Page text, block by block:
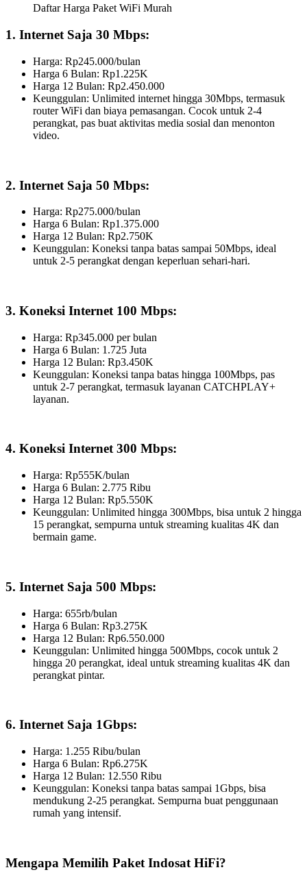
Daftar Harga Paket WiFi Murah
1. Internet Saja 30 Mbps:
Harga: Rp245.000/bulan
Harga 6 Bulan: Rp1.225K
Harga 12 Bulan: Rp2.450.000
Keunggulan: Unlimited internet hingga 30Mbps, termasuk
router WiFi dan biaya pemasangan. Cocok untuk 2-4
perangkat, pas buat aktivitas media sosial dan menonton
video.
2. Internet Saja 50 Mbps:
Harga: Rp275.000/bulan
Harga 6 Bulan: Rp1.375.000
Harga 12 Bulan: Rp2.750K
Keunggulan: Koneksi tanpa batas sampai 50Mbps, ideal
untuk 2-5 perangkat dengan keperluan sehari-hari.
3. Koneksi Internet 100 Mbps:
Harga: Rp345.000 per bulan
Harga 6 Bulan: 1.725 Juta
Harga 12 Bulan: Rp3.450K
Keunggulan: Koneksi tanpa batas hingga 100Mbps, pas
untuk 2-7 perangkat, termasuk layanan CATCHPLAY+
layanan.
4. Koneksi Internet 300 Mbps:
Harga: Rp555K/bulan
Harga 6 Bulan: 2.775 Ribu
Harga 12 Bulan: Rp5.550K
Keunggulan: Unlimited hingga 300Mbps, bisa untuk 2 hingga
15 perangkat, sempurna untuk streaming kualitas 4K dan
bermain game.
5. Internet Saja 500 Mbps:
Harga: 655rb/bulan
Harga 6 Bulan: Rp3.275K
Harga 12 Bulan: Rp6.550.000
Keunggulan: Unlimited hingga 500Mbps, cocok untuk 2
hingga 20 perangkat, ideal untuk streaming kualitas 4K dan
perangkat pintar.
6. Internet Saja 1Gbps:
Harga: 1.255 Ribu/bulan
Harga 6 Bulan: Rp6.275K
Harga 12 Bulan: 12.550 Ribu
Keunggulan: Koneksi tanpa batas sampai 1Gbps, bisa
mendukung 2-25 perangkat. Sempurna buat penggunaan
rumah yang intensif.
Mengapa Memilih Paket Indosat HiFi?